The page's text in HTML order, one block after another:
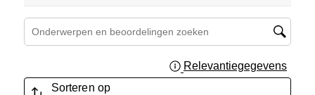
Onderwerpen en beoordelingen zoeken per regio
Relevantiegegevens
Sorteren op